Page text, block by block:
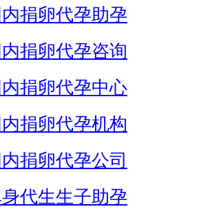
内捐卵代孕助孕
内捐卵代孕咨询
内捐卵代孕中心
内捐卵代孕机构
内捐卵代孕公司
代生生子助孕